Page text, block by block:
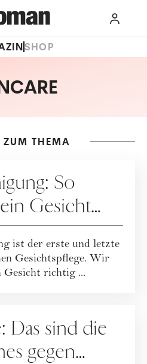
SHOP
ZUM THEMA
So
Gesicht
ist der erste und letzte
Gesichtspflege. Wir
Gesicht richtig ...
Das sind die
gegen